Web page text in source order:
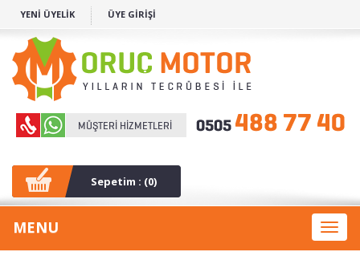
YENİ ÜYELİK ÜYE GİRİŞİ
Sepetim : (0)
Toggle
MENU